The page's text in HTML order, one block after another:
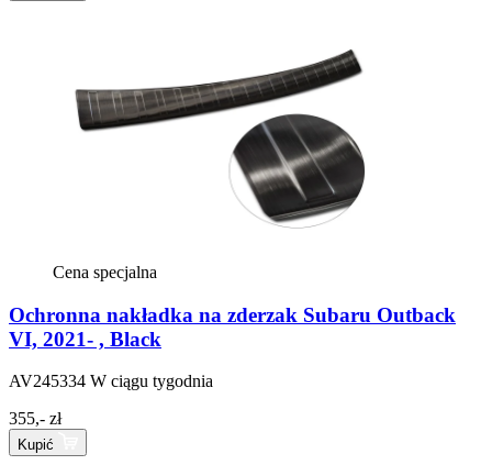
Cena specjalna
Ochronna nakładka na zderzak Subaru Outback
VI, 2021- , Black
AV245334 W ciągu tygodnia
355,- zł
Kupić